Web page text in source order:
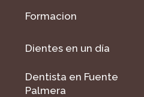
Formacion
Dientes en un día
Dentista en Fuente
Palmera